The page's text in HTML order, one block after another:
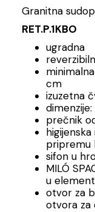
Granitna
RET.P.1KBO
ugradna
cm
izuzetna
dimenzije:
prečnik
pripremu
sifon u
MILÓ
u
otvor za
otvora za